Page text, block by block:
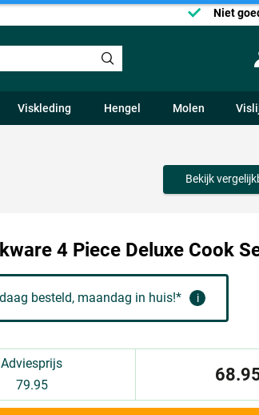
Niet
Viskleding Hengel Molen
Bekijk
4 Piece Deluxe Cook
besteld, maandag in huis!* i
Adviesprijs
79.95